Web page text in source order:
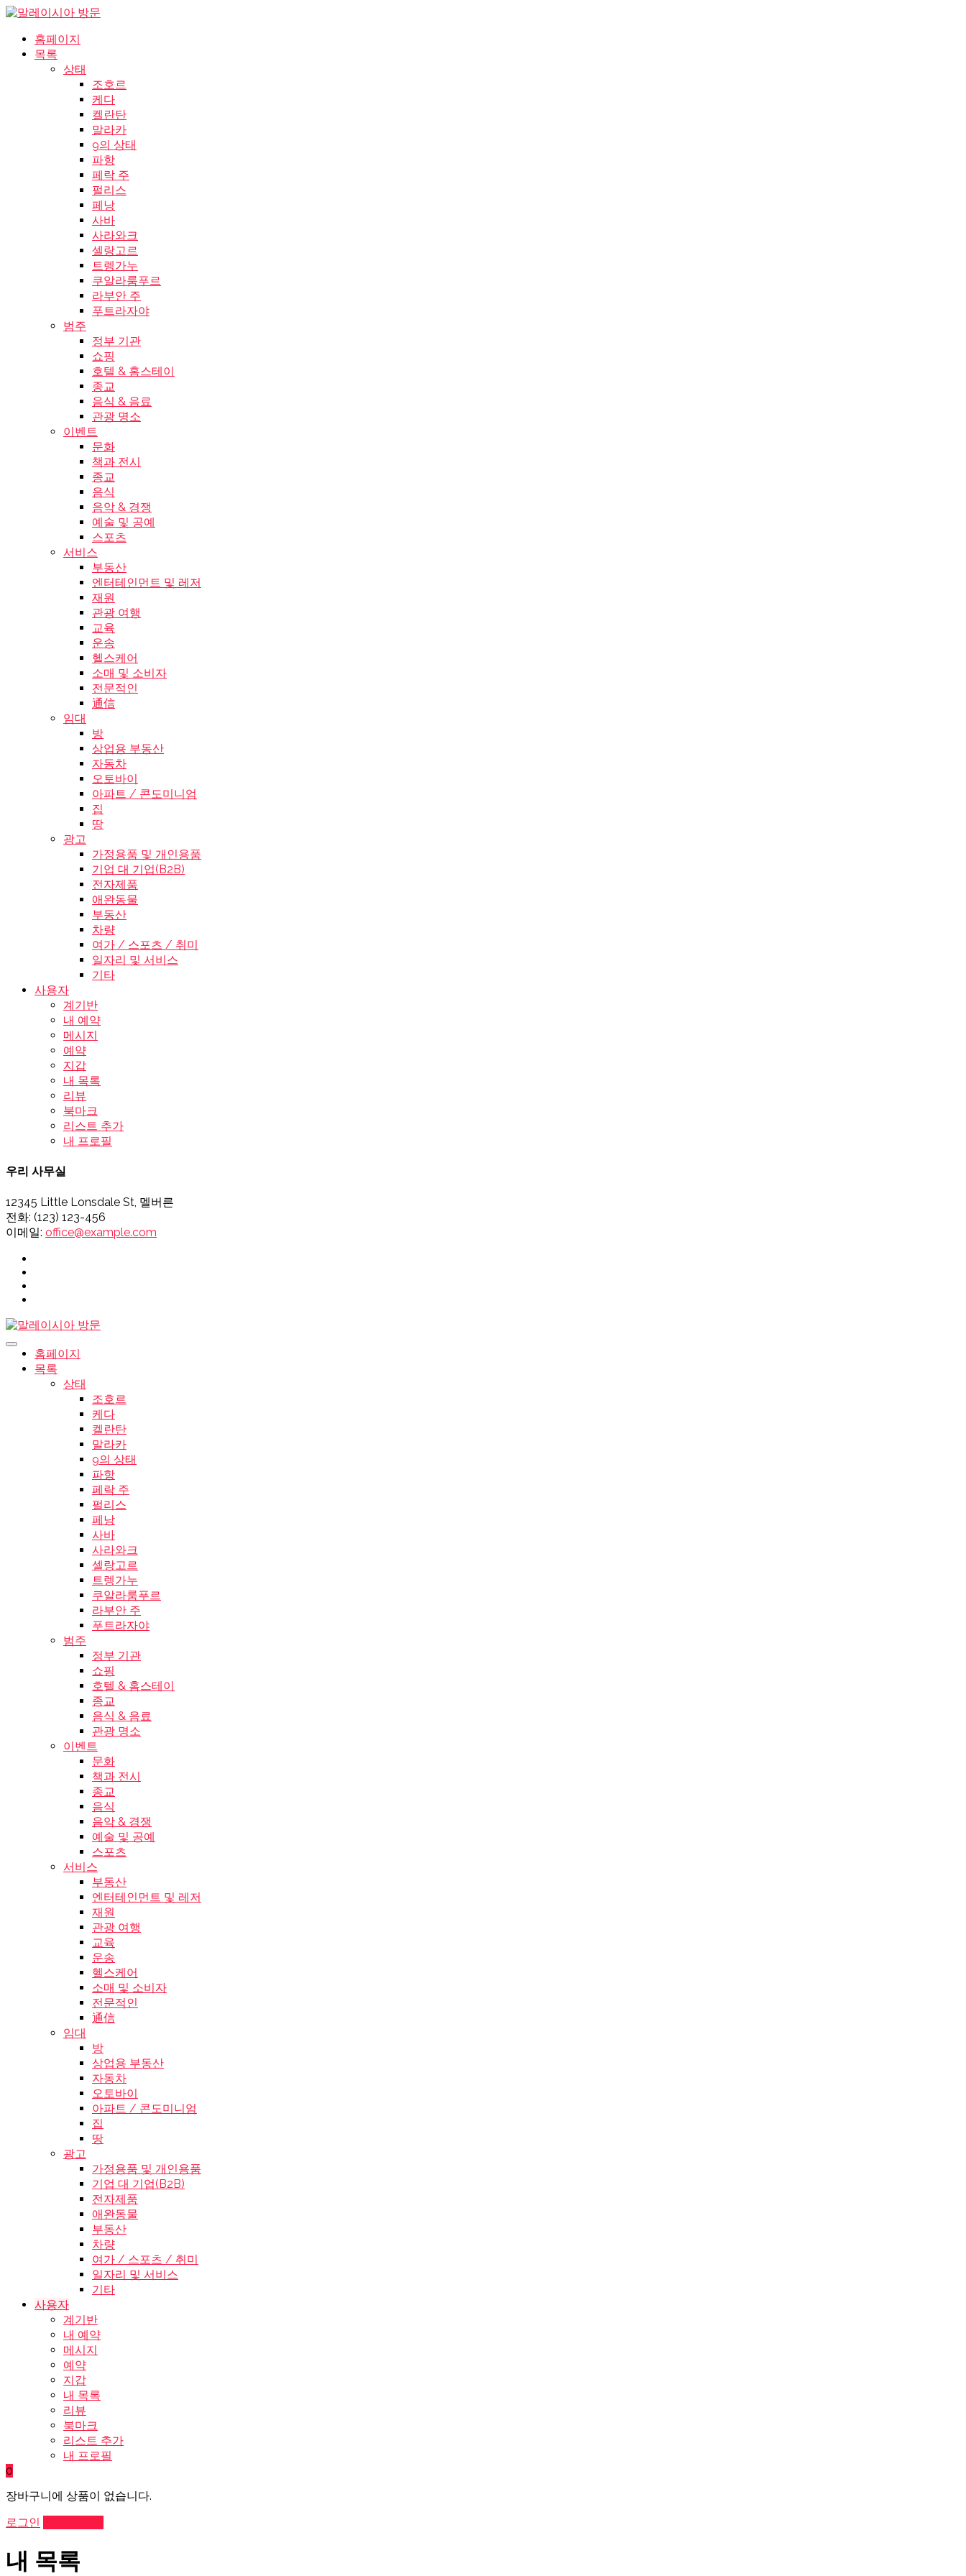
홈페이지
목록
상태
조호르
케다
켈란탄
말라카
9의 상태
파항
페락 주
펄리스
페낭
사바
사라와크
셀랑고르
트렝가누
쿠알라룸푸르
라부안 주
푸트라자야
범주
정부 기관
쇼핑
호텔 & 홈스테이
종교
음식 & 음료
관광 명소
이벤트
문화
책과 전시
종교
음식
음악 & 경쟁
예술 및 공예
스포츠
서비스
부동산
엔터테인먼트 및 레저
재원
관광 여행
교육
운송
헬스케어
소매 및 소비자
전문적인
通信
임대
방
상업용 부동산
자동차
오토바이
아파트 / 콘도미니엄
집
땅
광고
가정용품 및 개인용품
기업 대 기업(B2B)
전자제품
애완동물
부동산
차량
여가 / 스포츠 / 취미
일자리 및 서비스
기타
사용자
계기반
내 예약
메시지
예약
지갑
내 목록
리뷰
북마크
리스트 추가
내 프로필
우리 사무실
12345 Little Lonsdale St, 멜버른
전화: (123) 123-456
이메일: office@example.com
홈페이지
목록
상태
조호르
케다
켈란탄
말라카
9의 상태
파항
페락 주
펄리스
페낭
사바
사라와크
셀랑고르
트렝가누
쿠알라룸푸르
라부안 주
푸트라자야
범주
정부 기관
쇼핑
호텔 & 홈스테이
종교
음식 & 음료
관광 명소
이벤트
문화
책과 전시
종교
음식
음악 & 경쟁
예술 및 공예
스포츠
서비스
부동산
엔터테인먼트 및 레저
재원
관광 여행
교육
운송
헬스케어
소매 및 소비자
전문적인
通信
임대
방
상업용 부동산
자동차
오토바이
아파트 / 콘도미니엄
집
땅
광고
가정용품 및 개인용품
기업 대 기업(B2B)
전자제품
애완동물
부동산
차량
여가 / 스포츠 / 취미
일자리 및 서비스
기타
사용자
계기반
내 예약
메시지
예약
지갑
내 목록
리뷰
북마크
리스트 추가
내 프로필
0
장바구니에 상품이 없습니다.
로그인
내 목록